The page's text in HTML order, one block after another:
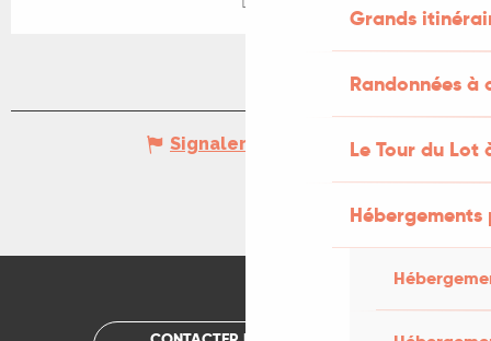
Grands
Randonnées
Le Tour du Lot
Signaler une erreur